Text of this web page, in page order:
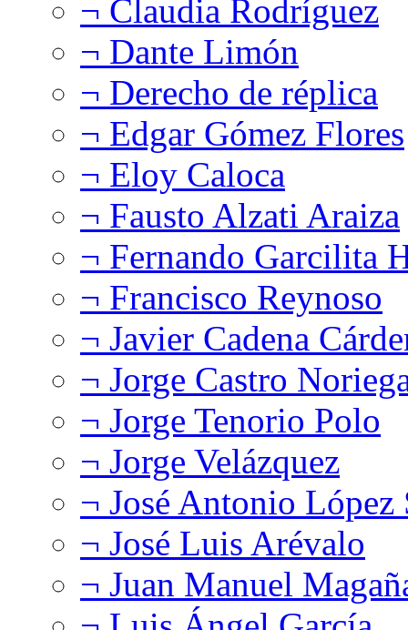
¬ Claudia Rodríguez
¬ Dante Limón
¬ Derecho de réplica
¬ Edgar Gómez Flores
¬ Eloy Caloca
¬ Fausto Alzati Araiza
¬ Fernando Garcilita
¬ Francisco Reynoso
¬ Javier Cadena
¬ Jorge Castro
¬ Jorge Tenorio Polo
¬ Jorge Velázquez
¬ José Antonio López
¬ José Luis Arévalo
¬ Juan Manuel